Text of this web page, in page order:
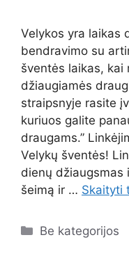
Velykos yra laikas
bendravimo su
šventės laikas, kai
džiaugiamės
straipsnyje rasite
kuriuos galite
draugams.”
Velykų šventės!
dienų džiaugsmas
šeimą ir … Skaityti
Kategorijos
Be kategorijos